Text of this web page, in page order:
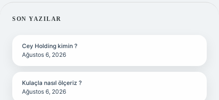
SIDEBAR
SON YAZILAR
Cey Holding kimin ?
Ağustos 6, 2026
Kulaçla nasıl ölçeriz ?
Ağustos 6, 2026